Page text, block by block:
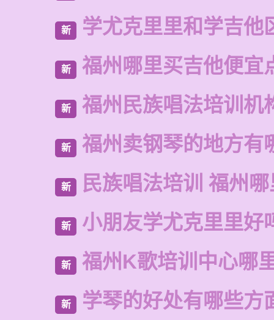
新 学尤克里里和学吉他
新 福州哪里买吉他便宜
新 福州民族唱法培训机
新 福州卖钢琴的地方有
新 民族唱法培训 福州
新 小朋友学尤克里里好
新 福州K歌培训中心哪
新 学琴的好处有哪些方